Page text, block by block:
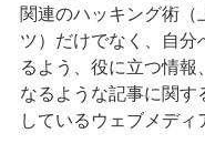
関連のハッキング術（
ツ）だけでなく、自分
るよう、役に立つ情報
なるような記事に関す
しているウェブメディ